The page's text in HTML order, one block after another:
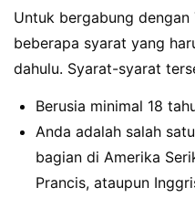
Untuk bergabung
beberapa syarat yang
dahulu. Syarat-syarat
Berusia minimal 18
Anda adalah salah
bagian di Amerika
Prancis, ataupun